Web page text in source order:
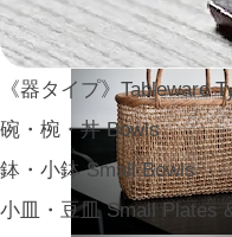
《器タイプ》Tableware
碗・椀・丼 Bowls
鉢・小鉢 Small Bowls
小皿・豆皿 Small Plates